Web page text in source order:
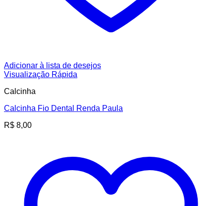
Adicionar à lista de desejos
Visualização Rápida
Calcinha
Calcinha Fio Dental Renda Paula
R$ 8,00